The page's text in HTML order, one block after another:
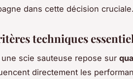
dans cette décision cruciale.
techniques
scie sauteuse repose sur
directement les